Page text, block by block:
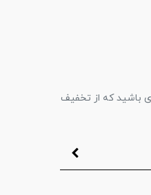
باشید که از تخفیف